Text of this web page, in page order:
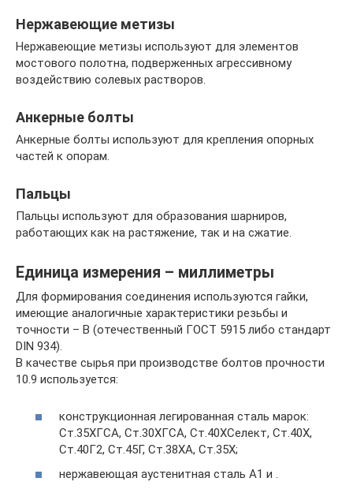
Нержавеющие метизы
Нержавеющие метизы используют для элементов
мостового полотна, подверженных агрессивному
воздействию солевых растворов.
Анкерные болты
Анкерные болты используют для крепления опорных
частей к опорам.
Пальцы
Пальцы используют для образования шарниров,
работающих как на растяжение, так и на сжатие.
Единица измерения – миллиметры
Для формирования соединения используются гайки,
имеющие аналогичные характеристики резьбы и
точности – B (отечественный ГОСТ 5915 либо стандарт
DIN 934).
В качестве сырья при производстве болтов прочности
10.9 используется:
конструкционная легированная сталь марок:
Ст.35XГCA, Ст.30XГCA, Ст.40XСелект, Ст.40X,
Ст.40Г2, Ст.45Г, Ст.38XA, Ст.35X;
нержавеющая аустенитная сталь A1 и .